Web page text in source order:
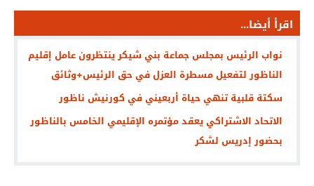
اقرأ أيضا...
نواب الرئيس بمجلس جماعة بني شيكر ينتظرون عامل إقليم
الناظور لتفعيل مسطرة العزل في حق الرئيس+وثائق
سكتة قلبية تنهي حياة أربعيني في كورنيش ناظور
الاتحاد الاشتراكي يعقد مؤتمره الإقليمي الخامس بالناظور
بحضور إدريس لشكر